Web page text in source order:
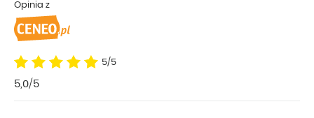
5/5
5,0/5
Opinia z